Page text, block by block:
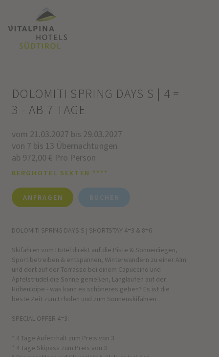
DOLOMITI SPRING DAYS S | 4 =
3 - AB 7 TAGE
vom 21.03.2027 bis 29.03.2027
von 7 bis 13 Übernachtungen
ab 972,00 € Pro Person
BERGHOTEL SEXTEN ****
ANFRAGEN BUCHEN
DOLOMITI SPRING DAYS S | SHORTSTAY 4=3 & 8=6
Skifahren vom Hotel direkt auf die Piste & Sonnenliegen,
Sport betreiben & entspannen, Winterwandern zu einer Alm
und dort auf der Terrasse bei einem Capuccino und
Apfelstrudel die Sonne genießen, Langlaufen auf der
Höhenloipe - was kann es schöneres geben? Es ist die
beste Zeit zum Erholen und zum Sonnenskifahren.
SPECIAL OFFER 4=3:
* 4 Tage Aufenthalt zum Preis von 3
* 4 Tage Skipass zum Preis von 3